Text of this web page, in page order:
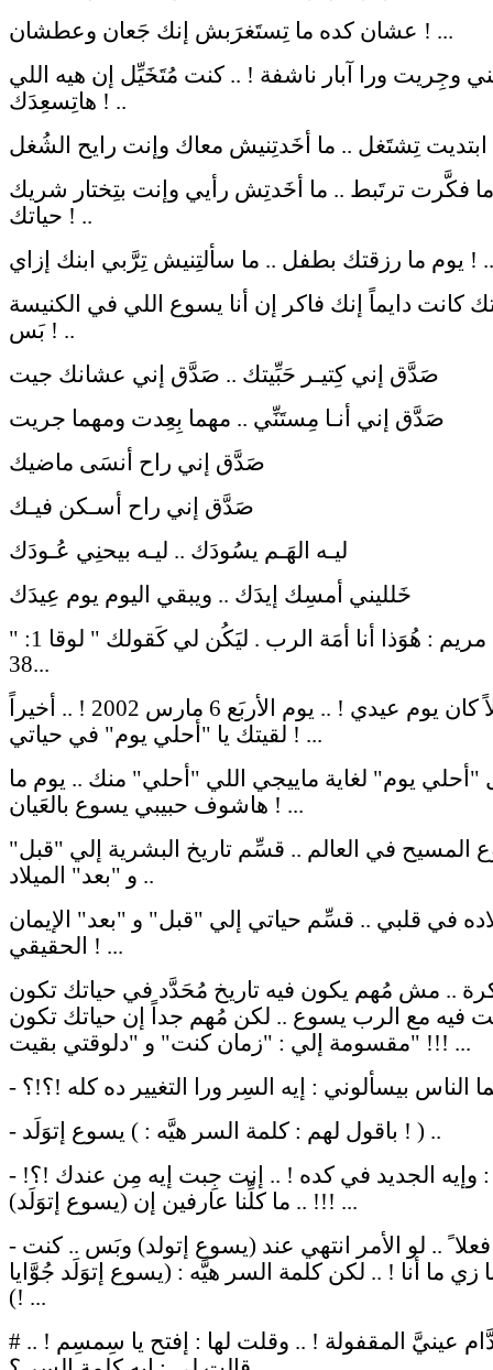
عشان كده ما تِستَغرَبش إنك جَعان وعطشان ! ...
وجِريت ورا آبار ناشفة ! .. كنت مُتَخَيِّل إن هيه اللي
هاتِسعِدَك ! ..
فكَّرت ترتَبط .. ما أخَدتِش رأيي وإنت بتِختار شريك
حياتك ! ..
يوم ما رزقتك بطفل .. ما سألتِنيش تِرَّبي ابنك إزاي ! ..
كانت دايماً إنك فاكر إن أنا يسوع اللي في الكنيسة
بَس ! ..
صَدَّق إني كِتيـر حَبِّيتك .. صَدَّق إني عشانك جيت
صَدَّق إني أنـا مِستَنِّي .. مهما بِعِدت ومهما جريت
صَدَّق إني راح أنسَى ماضيك
صَدَّق إني راح أسـكن فيـك
ليـه الهَـم يسُودَك .. ليـه بيحنِي عُـودَك
خَلليني أمسِك إيدَك .. ويبقي اليوم يوم عِيدَك
" فقالت مريم : هُوَذا أنا أمَة الرب . ليَكُن لي كَقولك " لوقا 1:
38...
يومها فعلاً كان يوم عيدي ! .. يوم الأربَع 6 مارس 2002 ! .. أخيراً
لقيتك يا "أحلي يوم" في حياتي ! ...
"أحلي يوم" لغاية ماييجي اللي "أحلي" منك .. يوم ما
هاشوف حبيبي يسوع بالعَيان ! ...
المسيح في العالم .. قسِّم تاريخ البشرية إلي "قبل"
و "بعد" الميلاد ..
في قلبي .. قسِّم حياتي إلي "قبل" و "بعد" الإيمان
الحقيقي ! ...
.. مش مُهم يكون فيه تاريخ مُحَدَّد في حياتك تكون
فيه مع الرب يسوع .. لكن مُهم جداً إن حياتك تكون
مقسومة إلي : "زمان كنت" و "دلوقتي بقيت" !!! ...
- باقول لهم : كلمة السر هيَّه : ) يسوع إتوَلَد ! ) ..
- بيقولولي : وإيه الجديد في كده ! .. إنت جِبت إيه مِن عندك !؟!
.. ما كلِّنا عارفين إن (يسوع إتوَلَد) !!! ...
- باقول : فعلا ً .. لو الأمر انتهي عند (يسوع إتولد) وبَس .. كنت
زي ما أنا ! .. لكن كلمة السر هيَّه : (يسوع إتوَلَد جُوَّايا
!) ...
# وقِفت قدَّام عينيَّ المقفولة ! .. وقلت لها : إفتح يا سِمسِم ! ..